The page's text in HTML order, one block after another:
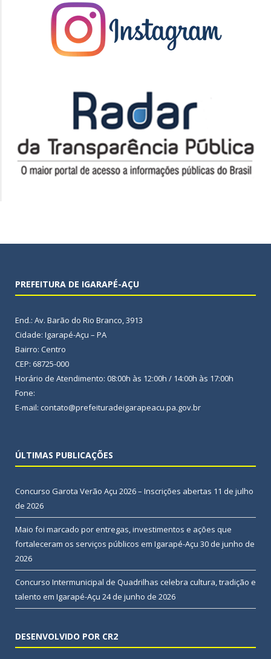
PREFEITURA DE IGARAPÉ-AÇU
End.: Av. Barão do Rio Branco, 3913
Cidade: Igarapé-Açu – PA
Bairro: Centro
CEP: 68725-000
Horário de Atendimento: 08:00h às 12:00h / 14:00h às 17:00h
Fone:
E-mail: contato@prefeituradeigarapeacu.pa.gov.br
ÚLTIMAS PUBLICAÇÕES
Concurso Garota Verão Açu 2026 – Inscrições abertas 11 de julho
de 2026
Maio foi marcado por entregas, investimentos e ações que
fortaleceram os serviços públicos em Igarapé-Açu 30 de junho de
2026
Concurso Intermunicipal de Quadrilhas celebra cultura, tradição e
talento em Igarapé-Açu 24 de junho de 2026
DESENVOLVIDO POR CR2